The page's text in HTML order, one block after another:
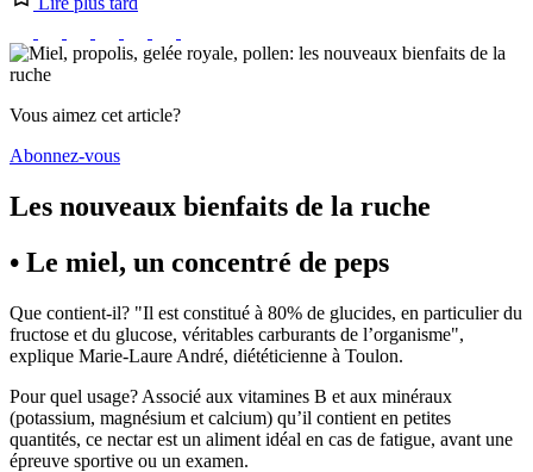
Vous aimez cet article?
Abonnez-vous
Les nouveaux bienfaits de la ruche
• Le miel, un concentré de peps
Que contient-il? "Il est constitué à 80% de glucides, en particulier du
fructose et du glucose, véritables carburants de l’organisme",
explique Marie-Laure André, diététicienne à Toulon.
Pour quel usage? Associé aux vitamines B et aux minéraux
(potassium, magnésium et calcium) qu’il contient en petites
quantités, ce nectar est un aliment idéal en cas de fatigue, avant une
épreuve sportive ou un examen.